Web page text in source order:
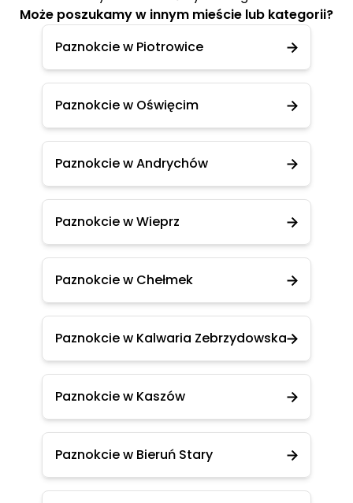
Może poszukamy w innym mieście lub kategorii?
Paznokcie w Piotrowice
Paznokcie w Oświęcim
Paznokcie w Andrychów
Paznokcie w Wieprz
Paznokcie w Chełmek
Paznokcie w Kalwaria Zebrzydowska
Paznokcie w Kaszów
Paznokcie w Bieruń Stary